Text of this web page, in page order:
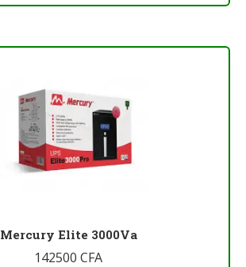
Mercury Elite 3000Va
142500 CFA